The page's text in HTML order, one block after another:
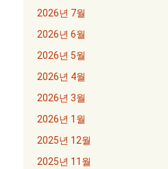
2026년 7월
2026년 6월
2026년 5월
2026년 4월
2026년 3월
2026년 1월
2025년 12월
2025년 11월